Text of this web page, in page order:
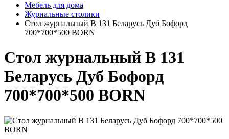
Мебель для дома
Журнальные столики
Стол журнальный B 131 Беларусь Дуб Бофорд
700*700*500 BORN
Стол журнальный B 131
Беларусь Дуб Бофорд
700*700*500 BORN